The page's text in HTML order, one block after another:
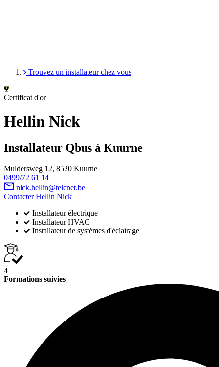
Trouvez un installateur chez vous
Certificat d'or
Hellin Nick
Installateur Qbus à Kuurne
Muldersweg 12, 8520 Kuurne
0499/72 61 14
nick.hellin@telenet.be
Contacter Hellin Nick
Installateur électrique
Installateur HVAC
Installateur de systèmes d'éclairage
4
Formations suivies